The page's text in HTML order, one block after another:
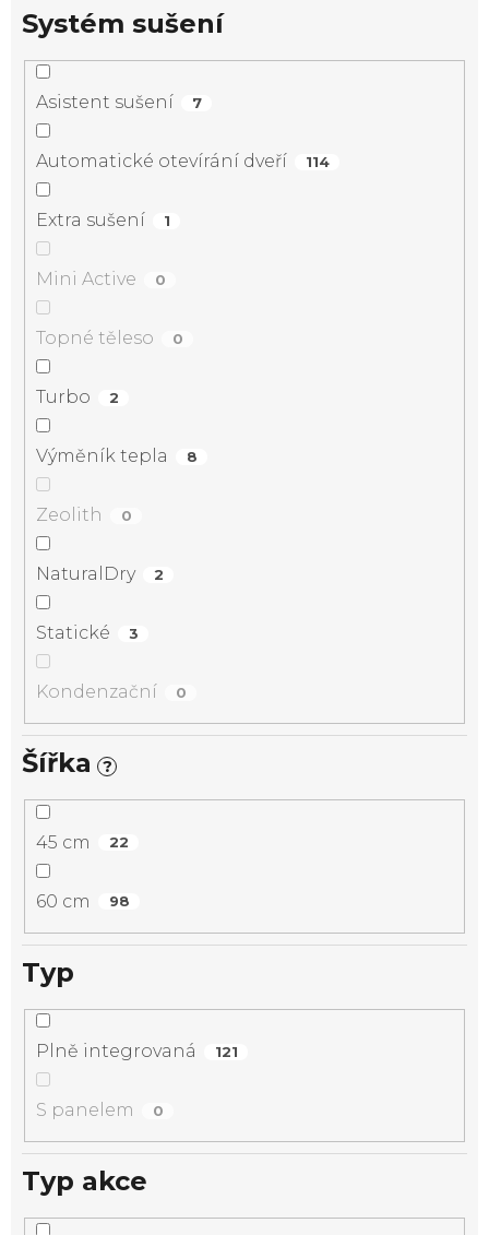
Systém sušení
Asistent sušení 7
Automatické otevírání dveří 114
Extra sušení 1
Mini Active 0
Topné těleso 0
Turbo 2
Výměník tepla 8
Zeolith 0
NaturalDry 2
Statické 3
Kondenzační 0
Šířka ?
45 cm 22
60 cm 98
Typ
Plně integrovaná 121
S panelem 0
Typ akce